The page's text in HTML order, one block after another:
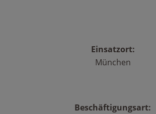
Einsatzort:
München
Beschäftigungsart: